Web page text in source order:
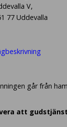
V,
77 Uddevalla
går från
att